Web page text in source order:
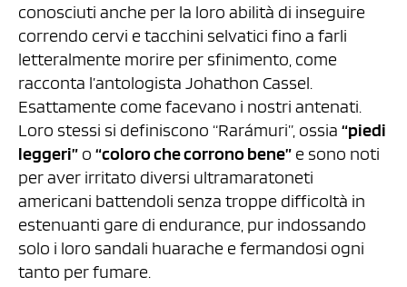
conosciuti anche per la loro abilità di inseguire
correndo cervi e tacchini selvatici fino a farli
letteralmente morire per sfinimento, come
racconta l’antologista Johathon Cassel.
Esattamente come facevano i nostri antenati.
Loro stessi si definiscono “Rarámuri”, ossia “piedi
leggeri” o “coloro che corrono bene” e sono noti
per aver irritato diversi ultramaratoneti
americani battendoli senza troppe difficoltà in
estenuanti gare di endurance, pur indossando
solo i loro sandali huarache e fermandosi ogni
tanto per fumare.